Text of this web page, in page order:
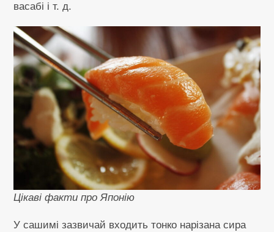
васабі і т. д.
Цікаві факти про Японію
У сашимі зазвичай входить тонко нарізана сира